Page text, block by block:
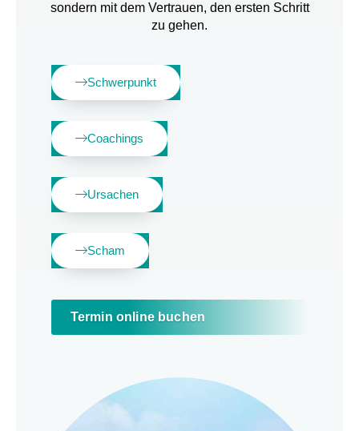
sondern mit dem Vertrauen, den ersten Schritt
zu gehen.
Schwerpunkt
Coachings
Ursachen
Scham
Termin online buchen